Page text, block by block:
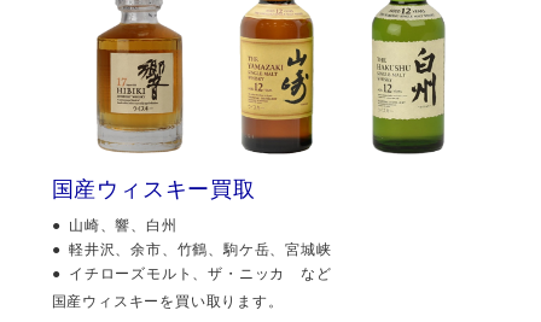
国産ウィスキー買取
山崎、響、白州
軽井沢、余市、竹鶴、駒ケ岳、宮城峡
イチローズモルト、ザ・ニッカ など
国産ウィスキーを買い取ります。